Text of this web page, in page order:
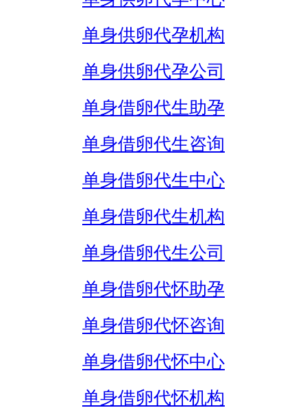
单身供卵代孕机构
单身供卵代孕公司
单身借卵代生助孕
单身借卵代生咨询
单身借卵代生中心
单身借卵代生机构
单身借卵代生公司
单身借卵代怀助孕
单身借卵代怀咨询
单身借卵代怀中心
单身借卵代怀机构